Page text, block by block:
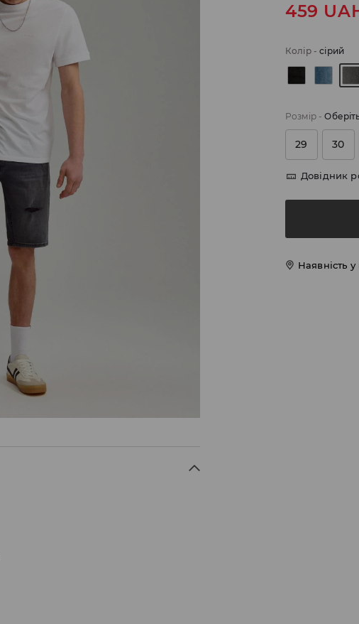
459
Колір-сірий
Розмір-
29 30
Довідник
Наявність у